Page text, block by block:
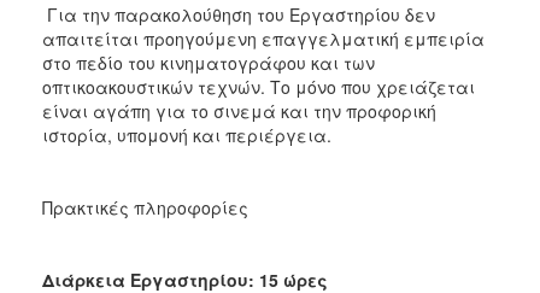
Για την παρακολούθηση του Εργαστηρίου δεν
απαιτείται προηγούμενη επαγγελματική εμπειρία
στο πεδίο του κινηματογράφου και των
οπτικοακουστικών τεχνών. Το μόνο που χρειάζεται
είναι αγάπη για το σινεμά και την προφορική
ιστορία, υπομονή και περιέργεια.
Πρακτικές πληροφορίες
Διάρκεια Εργαστηρίου: 15 ώρες